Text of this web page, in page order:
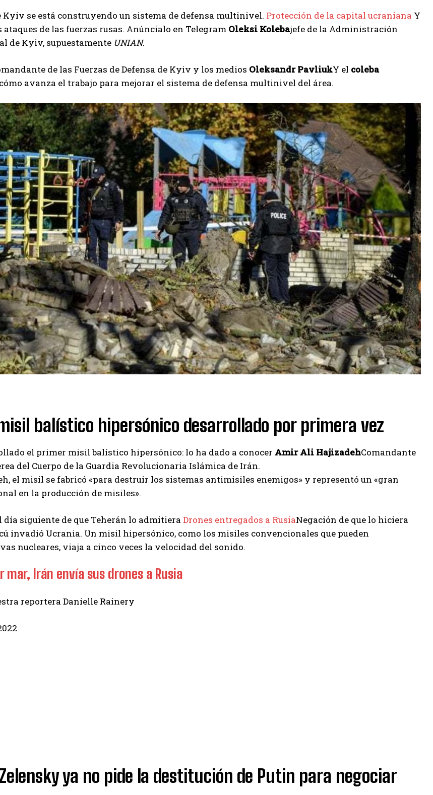
Kyiv se está construyendo un sistema de defensa multinivel. Protección de la capital ucraniana Y
ataques de las fuerzas rusas. Anúncialo en Telegram Oleksi Kolebajefe de la Administración
de Kyiv, supuestamente UNIAN.
de las Fuerzas de Defensa de Kyiv y los medios Oleksandr PavliukY el coleba
avanza el trabajo para mejorar el sistema de defensa multinivel del área.
balístico hipersónico desarrollado por primera vez
el primer misil balístico hipersónico: lo ha dado a conocer Amir Ali HajizadehComandante
del Cuerpo de la Guardia Revolucionaria Islámica de Irán.
el misil se fabricó «para destruir los sistemas antimisiles enemigos» y representó un «gran
en la producción de misiles».
día siguiente de que Teherán lo admitiera Drones entregados a RusiaNegación de que lo hiciera
invadió Ucrania. Un misil hipersónico, como los misiles convencionales que pueden
nucleares, viaja a cinco veces la velocidad del sonido.
mar, Irán envía sus drones a Rusia
reportera Danielle Rainery
ya no pide la destitución de Putin para negociar